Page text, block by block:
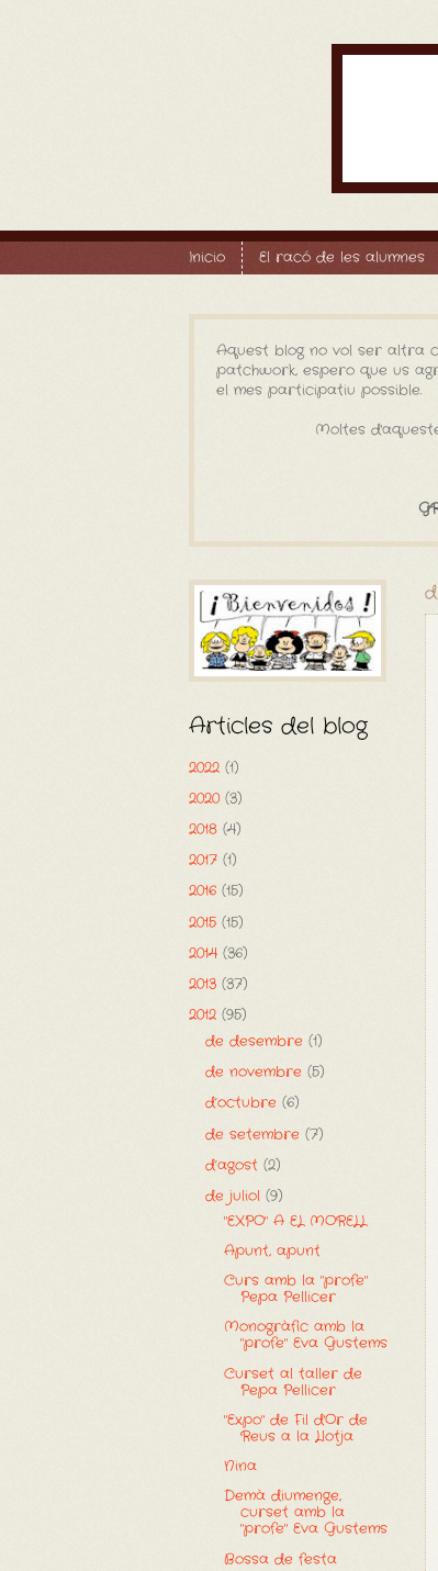
Inicio El racó de les alumnes
Aquest blog no vol ser altra
patchwork, espero que us
el mes participatiu possible.
Moltes
Articles del blog
2022 (1)
2020 (3)
2018 (4)
2017 (1)
2016 (15)
2015 (15)
2014 (36)
2013 (37)
2012 (95)
de desembre(1)
de novembre(5)
d’octubre(6)
de setembre(7)
d’agost(2)
de juliol(9)
"EXPO" A EL MORELL
Apunt, apunt
Curs amb la "profe"
Pepa Pellicer
Monogràfic amb la
"profe" Eva Gustems
Curset al taller de
Pepa Pellicer
"Expo" de Fil d'Or de
Reus a la Llotja
Nina
Demà diumenge,
curset amb la
"profe" Eva Gustems
Bossa de festa